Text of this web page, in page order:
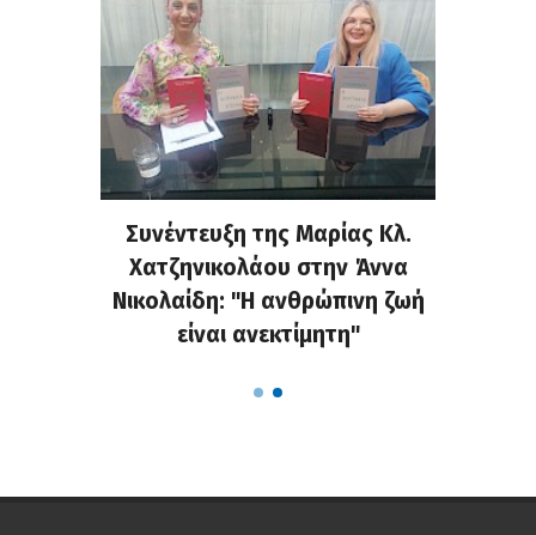
Συνέντευξη της Μαρίας Κλ.
Χατζηνικολάου στην Άννα
Νικολαίδη: "Η ανθρώπινη ζωή
είναι ανεκτίμητη"